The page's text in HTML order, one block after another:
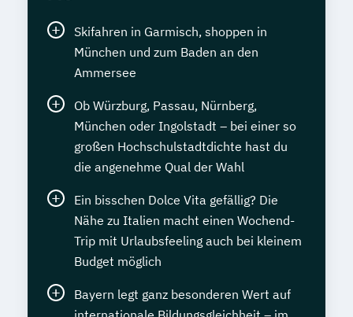
Skifahren in Garmisch, shoppen in
München und zum Baden an den
Ammersee
Ob Würzburg, Passau, Nürnberg,
München oder Ingolstadt – bei einer so
großen Hochschulstadtdichte hast du
die angenehme Qual der Wahl
Ein bisschen Dolce Vita gefällig? Die
Nähe zu Italien macht einen Wochend-
Trip mit Urlaubsfeeling auch bei kleinem
Budget möglich
Bayern legt ganz besonderen Wert auf